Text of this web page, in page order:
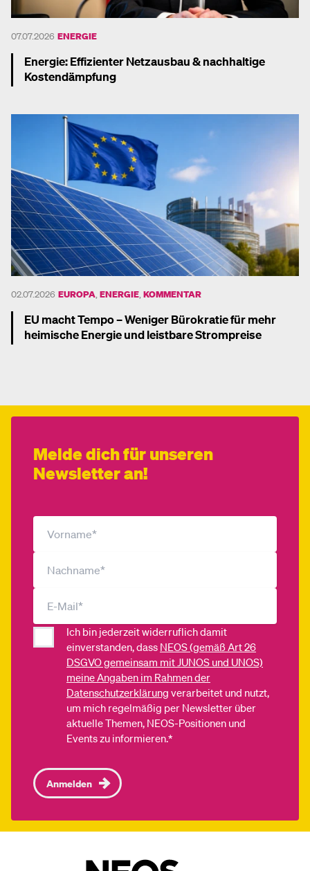
07.07.2026 ENERGIE
Energie: Effizienter Netzausbau & nachhaltige
Kostendämpfung
02.07.2026 EUROPA ENERGIE KOMMENTAR
EU macht Tempo – Weniger Bürokratie für mehr
heimische Energie und leistbare Strompreise
Melde dich für unseren
Newsletter an!
Ich bin jederzeit widerruflich damit
einverstanden, dass NEOS (gemäß Art 26
DSGVO gemeinsam mit JUNOS und UNOS)
meine Angaben im Rahmen der
Datenschutzerklärung verarbeitet und nutzt,
um mich regelmäßig per Newsletter über
aktuelle Themen, NEOS-Positionen und
Events zu informieren.*
Anmelden